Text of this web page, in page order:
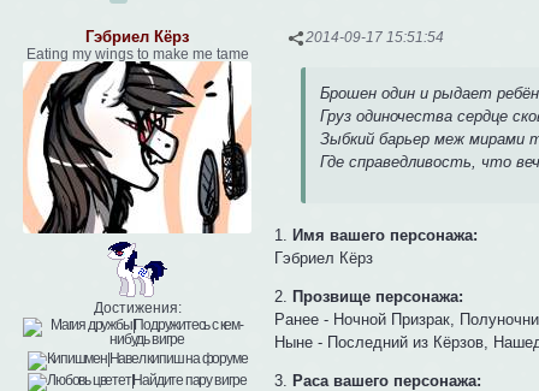
2014-09-17 15:51:54
Гэбриел Кёрз
Eating my wings to make me tame
Достижения:
Брошен один и рыдает
Груз одиночества сердце
Зыбкий барьер меж мирами
Где справедливость, что
1.Имя вашего персонажа:
Гэбриел Кёрз
2.Прозвище персонажа:
Ранее - Ночной Призрак,
Ныне - Последний из Кёрзов,
3.
Раса вашего персонажа: